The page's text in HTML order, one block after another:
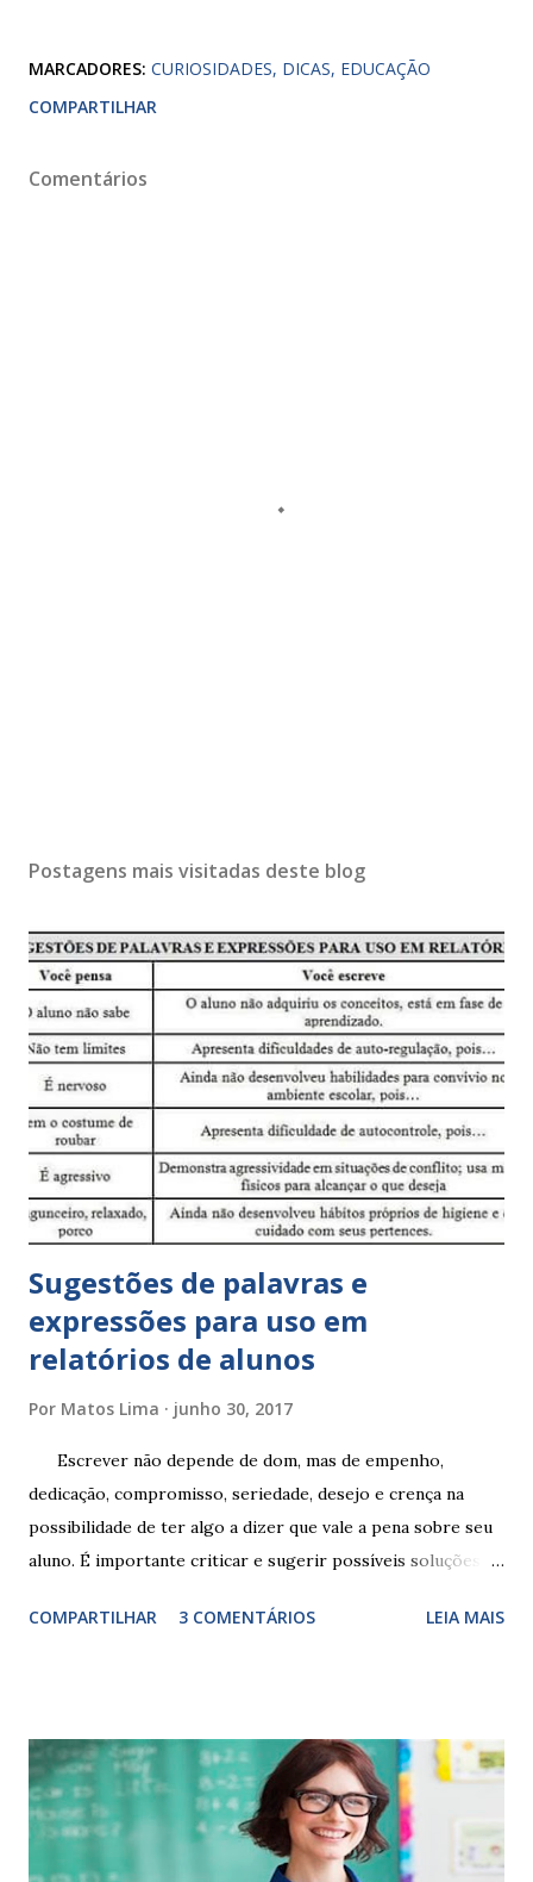
MARCADORES: CURIOSIDADES DICAS EDUCAÇÃO
COMPARTILHAR
Comentários
Postagens mais visitadas deste blog
Sugestões de palavras e
expressões para uso em
relatórios de alunos
Por Matos Lima junho 30, 2017
Escrever não depende de dom, mas de empenho,
dedicação, compromisso, seriedade, desejo e crença na
possibilidade de ter algo a dizer que vale a pena sobre seu
aluno. É importante criticar e sugerir possíveis soluções.
exercitação. E encontrar a melhor maneira de expressar o
sempre as intervenções feitas para ações apresentadas,
isso ressalta trabalho. SUGESTÕES DE PALAVRAS E
EXPRESSÕES PARA USO EM RELATÓRIOS Você pensa Você
escreve O aluno não sabe O aluno não adquiriu os
COMPARTILHAR 3 COMENTÁRIOS LEIA MAIS